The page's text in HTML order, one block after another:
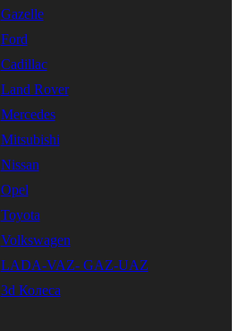
Gazelle
Ford
Cadillac
Land Rover
Mercedes
Mitsubishi
Nissan
Opel
Toyota
Volkswagen
LADA-VAZ- GAZ-UAZ
3d Колеса